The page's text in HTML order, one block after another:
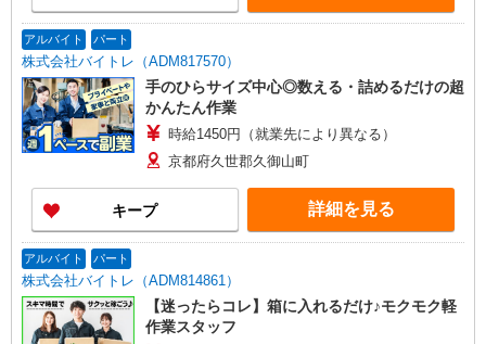
アルバイト パート
株式会社バイトレ（ADM817570）
手のひらサイズ中心◎数える・詰めるだけの超
かんたん作業
時給1450円（就業先により異なる）
京都府久世郡久御山町
キープ 詳細を見る
アルバイト パート
株式会社バイトレ（ADM814861）
【迷ったらコレ】箱に入れるだけ♪モクモク軽
作業スタッフ